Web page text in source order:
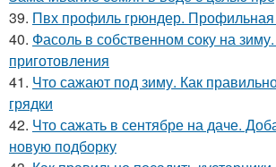
39. Пвх профиль грюндер. Профильная
40. Фасоль в собственном соку на
приготовления
41. Что сажают под зиму. Как
грядки
42. Что сажать в сентябре на даче.
новую подборку